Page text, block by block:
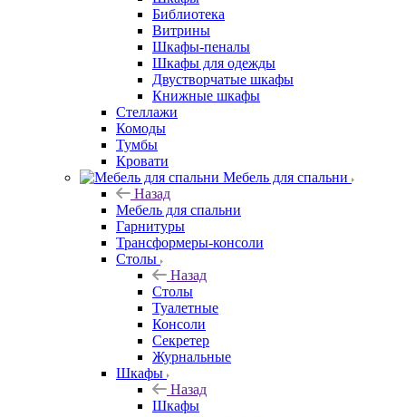
Библиотека
Витрины
Шкафы-пеналы
Шкафы для одежды
Двустворчатые шкафы
Книжные шкафы
Стеллажи
Комоды
Тумбы
Кровати
Мебель для спальни
Назад
Мебель для спальни
Гарнитуры
Трансформеры-консоли
Столы
Назад
Столы
Туалетные
Консоли
Секретер
Журнальные
Шкафы
Назад
Шкафы